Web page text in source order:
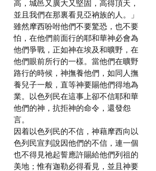
高，城邑又廣大又堅固，高得頂天，
並且我們在那裏看見亞衲族的人。」
雖然摩西吩咐他們不要驚恐，也不要
怕，在他們前面行的耶和華神必會為
他們爭戰，正如神在埃及和曠野，在
他們眼前所行的一樣。當他們在曠野
路行的時候，神撫養他們，如同人撫
養兒子一般，直等神要賜他們得地為
業。以色列民在這事上卻不信耶和華
他們的神，抗拒神的命令，還發怨
言。
因着以色列民的不信，神藉摩西向以
色列民宣判說因他們的不信，連一個
也不得見祂起誓應許賜給他們列祖的
美地；惟有迦勒必得看見，並且神要